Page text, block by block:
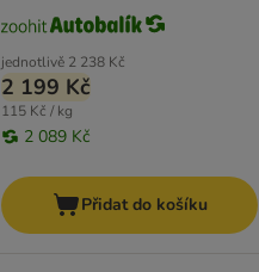
jednotlivě 2 238 Kč
2 199 Kč
115 Kč / kg
2 089 Kč
Přidat do košíku